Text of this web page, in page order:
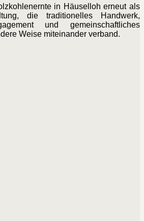
in Häuselloh erneut als
die traditionelles Handwerk,
und gemeinschaftliches
Weise miteinander verband.